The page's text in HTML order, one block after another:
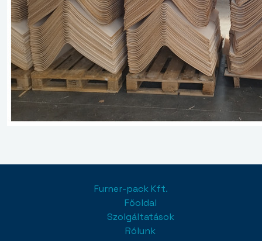
Furner-pack Kft.
Főoldal
Szolgáltatások
Rólunk